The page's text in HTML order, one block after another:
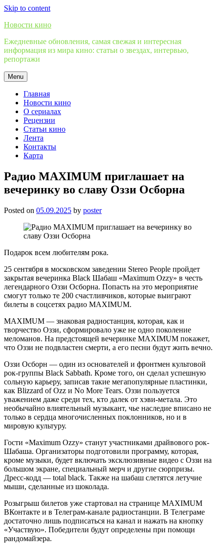
Skip to content
Новости кино
Ежедневные обновления, самая свежая и интересная
информация из мира кино: статьи о звездах, интервью,
репортажи
Menu
Главная
Новости кино
О сериалах
Рецензии
Статьи кино
Лента
Контакты
Карта
Радио MAXIMUM приглашает на
вечеринку во славу Оззи Осборна
Posted on 05.09.2025 by poster
Подарок всем любителям рока.
25 сентября в московском заведении Stereo People пройдет
закрытая вечеринка Black Шабаш «Maximum Ozzy» в честь
легендарного Оззи Осборна. Попасть на это мероприятие
смогут только те 200 счастливчиков, которые выиграют
билеты в соцсетях радио MAXIMUM.
MAXIMUM — знаковая радиостанция, которая, как и
творчество Оззи, сформировало уже не одно поколение
меломанов. На предстоящей вечеринке MAXIMUM покажет,
что Оззи не подвластен смерти, а его песни будут жить вечно.
Оззи Осборн — один из основателей и фронтмен культовой
рок-группы Black Sabbath. Кроме того, он сделал успешную
сольную карьеру, записав такие мегапопулярные пластинки,
как Blizzard of Ozz и No More Tears. Оззи пользуется
уважением даже среди тех, кто далек от хэви-метала. Это
необычайно влиятельный музыкант, чье наследие вписано не
только в сердца многочисленных поклонников, но и в
мировую культуру.
Гости «Maximum Ozzy» станут участниками драйвового рок-
Шабаша. Организаторы подготовили программу, которая,
кроме музыки, будет включать эксклюзивные видео с Оззи на
большом экране, специальный мерч и другие сюрпризы.
Дресс-кодд — total black. Также на шабаш слетятся летучие
мыши, сделанные из шоколада.
Розыгрыш билетов уже стартовал на странице MAXIMUM
ВКонтакте и в Телеграм-канале радиостанции. В Телеграме
достаточно лишь подписаться на канал и нажать на кнопку
«Участвую». Победители будут определены при помощи
рандомайзера.